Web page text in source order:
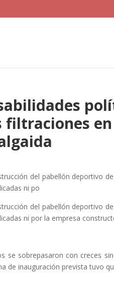
filtraciones
del pabellón deportivo
ni po
del pabellón deportivo
ni por la empresa
se sobrepasaron con creces
de inauguración prevista tuvo